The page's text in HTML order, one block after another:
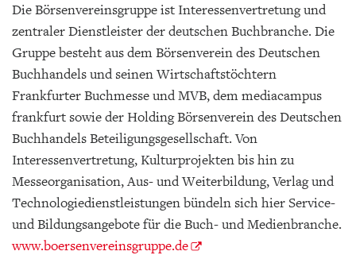
Die Börsenvereinsgruppe ist Interessenvertretung und
zentraler Dienstleister der deutschen Buchbranche. Die
Gruppe besteht aus dem Börsenverein des Deutschen
Buchhandels und seinen Wirtschaftstöchtern
Frankfurter Buchmesse und MVB, dem mediacampus
frankfurt sowie der Holding Börsenverein des Deutschen
Buchhandels Beteiligungsgesellschaft. Von
Interessenvertretung, Kulturprojekten bis hin zu
Messeorganisation, Aus- und Weiterbildung, Verlag und
Technologiedienstleistungen bündeln sich hier Service-
und Bildungsangebote für die Buch- und Medienbranche.
www.boersenvereinsgruppe.de